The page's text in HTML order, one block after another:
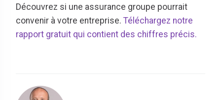
Découvrez si une assurance groupe pourrait
convenir à votre entreprise. Téléchargez notre
rapport gratuit qui contient des chiffres précis.